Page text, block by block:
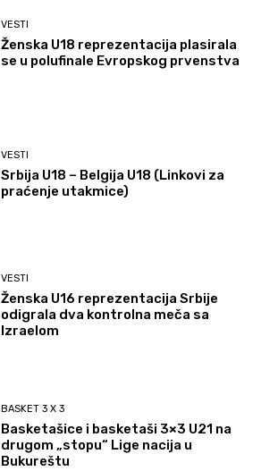
VESTI
Ženska U18 reprezentacija plasirala
se u polufinale Evropskog prvenstva
VESTI
Srbija U18 – Belgija U18 (Linkovi za
praćenje utakmice)
VESTI
Ženska U16 reprezentacija Srbije
odigrala dva kontrolna meča sa
Izraelom
BASKET 3 X 3
Basketašice i basketaši 3×3 U21 na
drugom „stopu“ Lige nacija u
Bukureštu